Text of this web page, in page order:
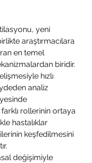
yeni
araştırmacılara
en temel
biridir.
hızlı
analiz
rollerinin ortaya
hastalıklar
keşfedilmesini
değişimiyle